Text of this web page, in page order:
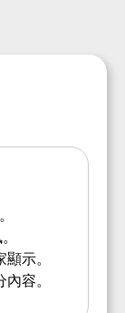
示。
容。